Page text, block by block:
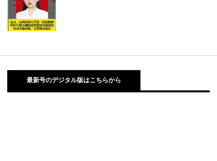
最新号のデジタル版はこちらから